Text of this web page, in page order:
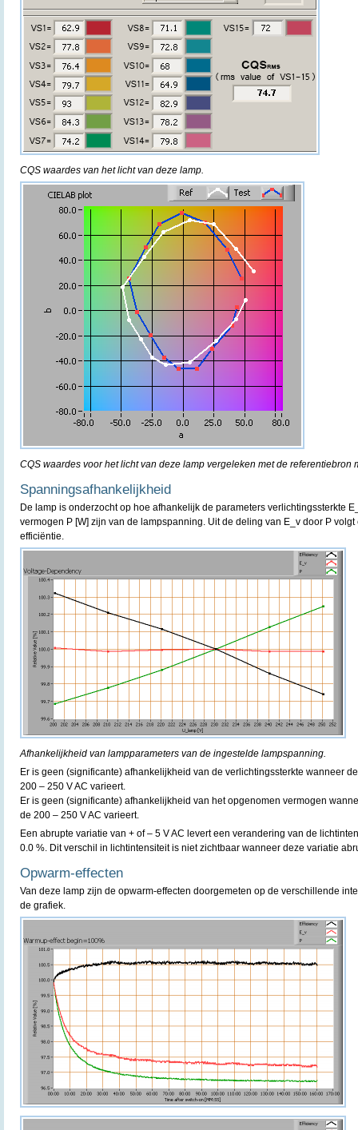
CQS waardes van het licht van deze lamp.
CQS waardes voor het licht van deze lamp vergeleken met de referentiebron
Spanningsafhankelijkheid
De lamp is onderzocht op hoe afhankelijk de parameters verlichtingssterkte
vermogen P [W] zijn van de lampspanning. Uit de deling van E_v door P
efficiëntie.
Afhankelijkheid van lampparameters van de ingestelde lampspanning.
Er is geen (significante) afhankelijkheid van de verlichtingssterkte wanneer
200 – 250 V AC varieert.
Er is geen (significante) afhankelijkheid van het opgenomen vermogen
de 200 – 250 V AC varieert.
Een abrupte variatie van + of – 5 V AC levert een verandering van de
0.0 %. Dit verschil in lichtintensiteit is niet zichtbaar wanneer deze variatie
Opwarm-effecten
Van deze lamp zijn de opwarm-effecten doorgemeten op de verschillende
de grafiek.